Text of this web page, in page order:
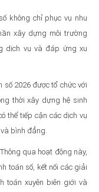
không chỉ phục vụ nhu
xây dựng môi trường
dịch vụ và đáp ứng xu
2026 được tổ chức với
thời xây dựng hệ sinh
thể tiếp cận các dịch vụ
bình đẳng.
qua hoạt động này,
toán số, kết nối các giải
toán xuyên biên giới và